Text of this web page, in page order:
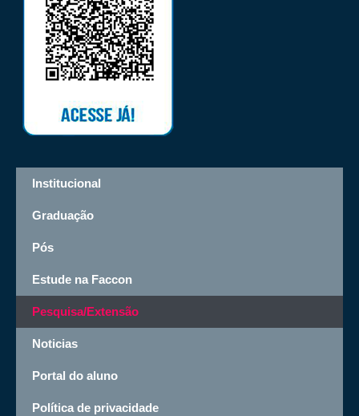
Institucional
Graduação
Pós
Estude na Faccon
Pesquisa/Extensão
Noticias
Portal do aluno
Política de privacidade